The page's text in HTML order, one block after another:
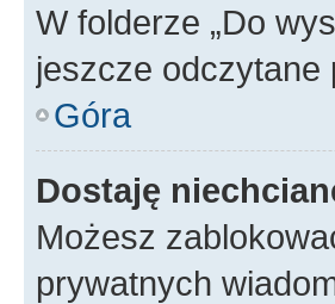
W folderze „Do
jeszcze odczytane
Góra
Dostaję
Możesz
prywatnych